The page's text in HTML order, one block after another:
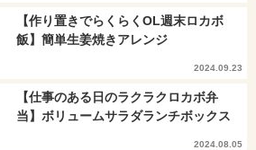
【作り置きでらくらくOL週末ロカボ
飯】簡単生姜焼きアレンジ
2024.09.23
【仕事のある日のラクラクロカボ弁
当】ボリュームサラダランチボックス
2024.08.05